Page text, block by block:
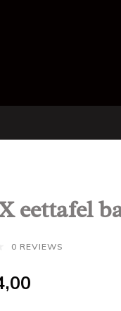
eettafel
0 REVIEWS